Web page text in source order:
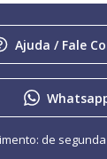
Ajuda / Fale
de